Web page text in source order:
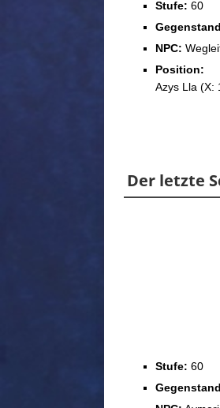
Stufe: 60
NPC:
Position:
Azys Lla (X:
Der letzte
Stufe: 60